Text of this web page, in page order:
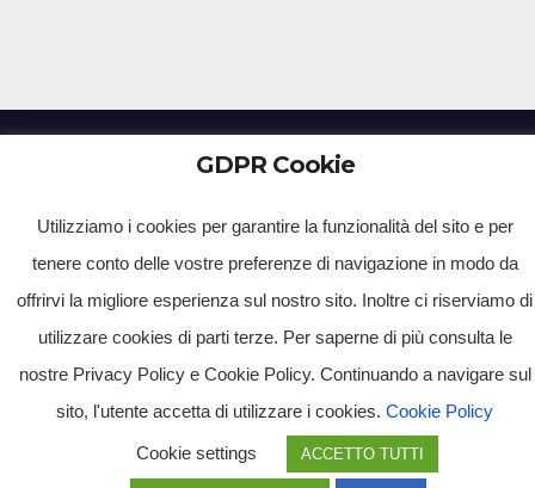
Tvmtv.it è un portale gestito da TV MULTIMIDIA S.R.L. - Partita iva 10239261216 - Tg Luna testata
GDPR Cookie
Utilizziamo i cookies per garantire la funzionalità del sito e per
tenere conto delle vostre preferenze di navigazione in modo da
offrirvi la migliore esperienza sul nostro sito. Inoltre ci riserviamo di
utilizzare cookies di parti terze. Per saperne di più consulta le
nostre Privacy Policy e Cookie Policy. Continuando a navigare sul
sito, l'utente accetta di utilizzare i cookies. Cookie Policy
Cookie settings ACCETTO TUTTI